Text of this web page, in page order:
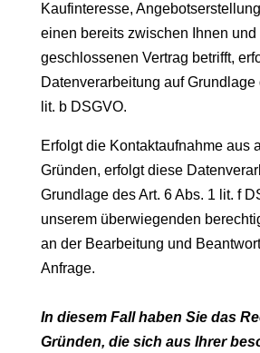
Kaufinteresse,
einen bereits zwischen Ihnen und
geschlossenen Vertrag betrifft,
Datenverarbeitung auf Grundlage
lit. b DSGVO.
Erfolgt die Kontaktaufnahme aus
Gründen, erfolgt diese
Grundlage des Art. 6 Abs. 1 lit. f
unserem überwiegenden
an der Bearbeitung und
Anfrage.
In diesem Fall haben Sie das
Gründen, die sich aus Ihrer